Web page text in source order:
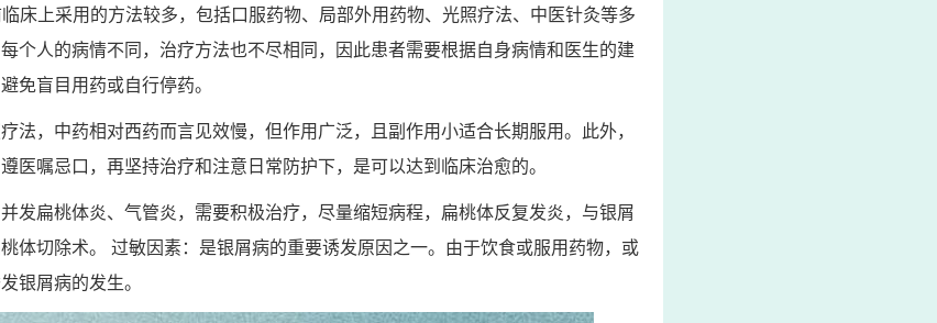
床上采用的方法较多，包括口服药物、局部外用药物、光照疗法、中医针灸等多
个人的病情不同，治疗方法也不尽相同，因此患者需要根据自身病情和医生的建
免盲目用药或自行停药。
法，中药相对西药而言见效慢，但作用广泛，且副作用小适合长期服用。此外，
医嘱忌口，再坚持治疗和注意日常防护下，是可以达到临床治愈的。
发扁桃体炎、气管炎，需要积极治疗，尽量缩短病程，扁桃体反复发炎，与银屑
体切除术。 过敏因素：是银屑病的重要诱发原因之一。由于饮食或服用药物，或
银屑病的发生。